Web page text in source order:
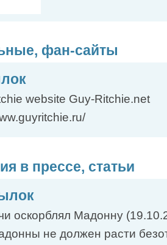
фан-сайты
website Guy-Ritchie.net
в прессе, статьи
оскорблял Мадонну
не должен расти